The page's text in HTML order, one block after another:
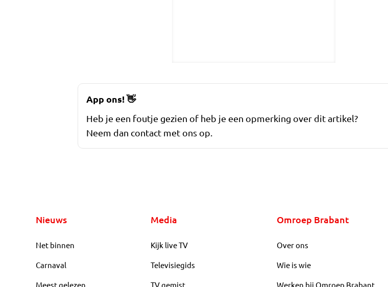
App ons!👋
Heb je een foutje gezien of heb je een opmerking over dit artikel?
Neem dan contact met ons op.
Nieuws
Net binnen
Carnaval
Meest gelezen
Media
Kijk live TV
Televisiegids
TV gemist
Omroep Brabant
Over ons
Wie is wie
Werken bij Omroep Brabant